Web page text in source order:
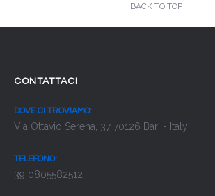
BACK TO TOP
CONTATTACI
DOVE CI TROVIAMO:
Via Ottavio Serena, 37 70126 Bari - Italy
TELEFONO:
39 0805582512